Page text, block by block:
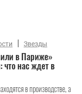
| Звезды
в Париже»
что нас ждет в
в производстве, а